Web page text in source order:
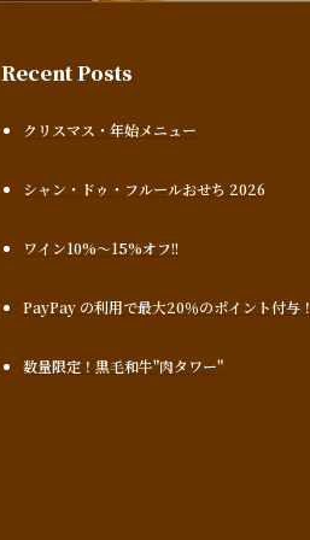
Recent Posts
クリスマス・年始メニュー
シャン・ドゥ・フルールおせち 2026
ワイン10%～15%オフ!!
PayPay の利用で最大20％のポイント付与！
数量限定！黒毛和牛"肉タワー"